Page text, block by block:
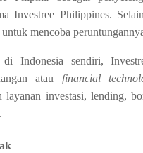
Investree Philippines.
mencoba
di Indonesia sendiri,
atau financial
layanan investasi, lending,